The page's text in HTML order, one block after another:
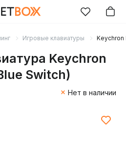
Игровые клавиатуры Keychron
Keychron
Switch)
Нет в наличии